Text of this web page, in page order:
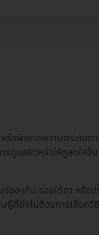
รือผิวขาดความกระชับต
ดูแลผิวหน้าให้ดูสดใสขึ้
องแก้ม ร่องใต้ตา หรือป
ผู้ที่ยังไม่ต้องการเลือกวิ